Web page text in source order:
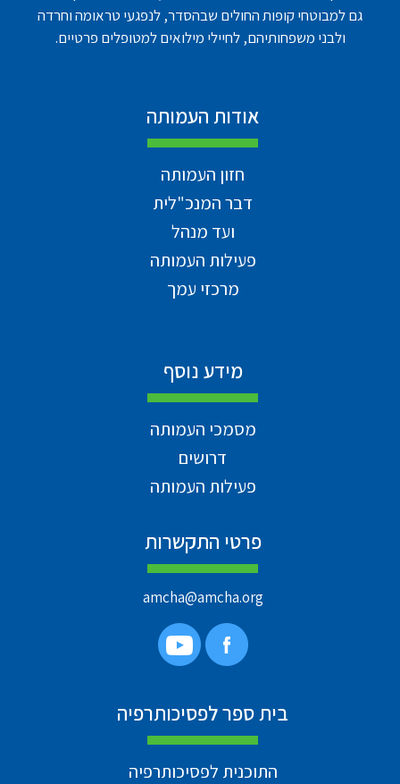
גם למבוטחי קופות החולים שבהסדר, לנפגעי טראומה וחרדה
ולבני משפחותיהם, לחיילי מילואים למטופלים פרטיים.
אודות העמותה
חזון העמותה
דבר המנכ"לית
ועד מנהל
פעילות העמותה
מרכזי עמך
מידע נוסף
מסמכי העמותה
דרושים
פעילות העמותה
פרטי התקשרות
amcha@amcha.org
בית ספר לפסיכותרפיה
התוכנית לפסיכותרפיה